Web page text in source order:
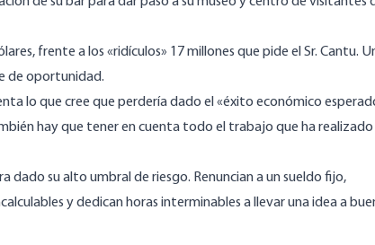
frente a los «ridículos» 17 millones que pide el Sr. Cantu.
de oportunidad.
lo que cree que perderíadado el «éxito económico
hay que tener en cuenta todo el trabajo que ha realizado
dado sualto umbral de riesgo. Renuncian a un sueldo fijo,
y dedican horas interminables a llevar una idea a